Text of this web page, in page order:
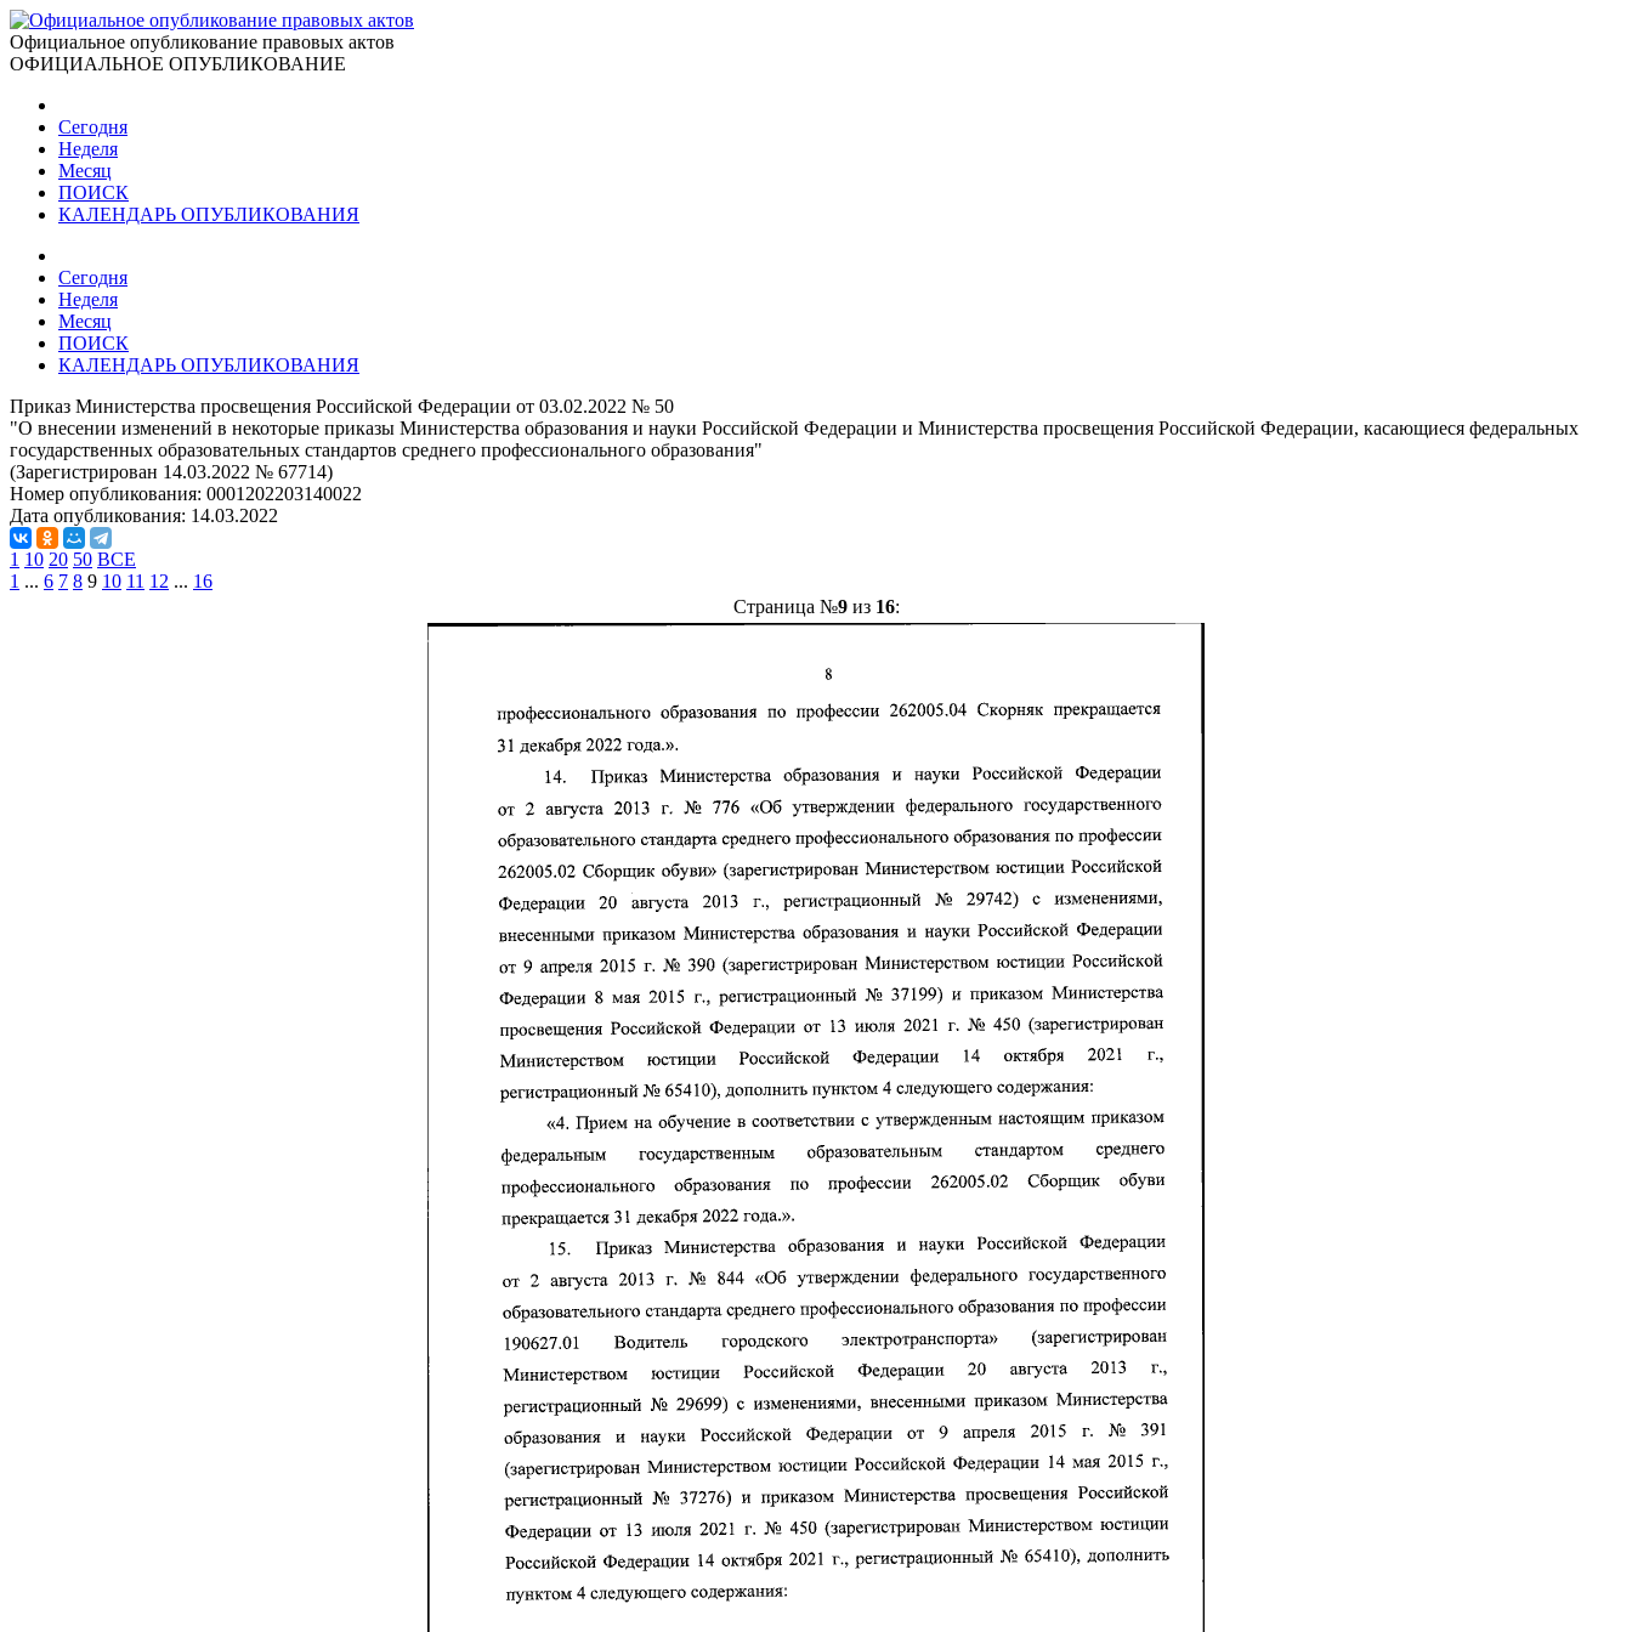
Официальное опубликование правовых актов
ОФИЦИАЛЬНОЕ ОПУБЛИКОВАНИЕ
Сегодня
Неделя
Месяц
ПОИСК
КАЛЕНДАРЬ ОПУБЛИКОВАНИЯ
Сегодня
Неделя
Месяц
ПОИСК
КАЛЕНДАРЬ ОПУБЛИКОВАНИЯ
Приказ Министерства просвещения Российской Федерации от 03.02.2022 № 50
"О внесении изменений в некоторые приказы Министерства образования и науки Российской Федерации и Министерства просвещения Российской Федерации, касающиеся федеральных
государственных образовательных стандартов среднего профессионального образования"
(Зарегистрирован 14.03.2022 № 67714)
Номер опубликования: 0001202203140022
Дата опубликования: 14.03.2022
1 10 20 50 ВСЕ
1 ... 6 7 8 9 10 11 12 ... 16
Страница №9из 16: